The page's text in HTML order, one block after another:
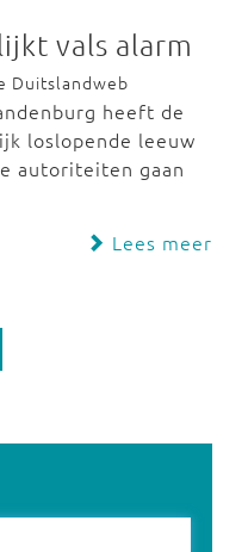
vals alarm
Duitslandweb
heeft de
loslopende leeuw
autoriteiten gaan
Lees meer